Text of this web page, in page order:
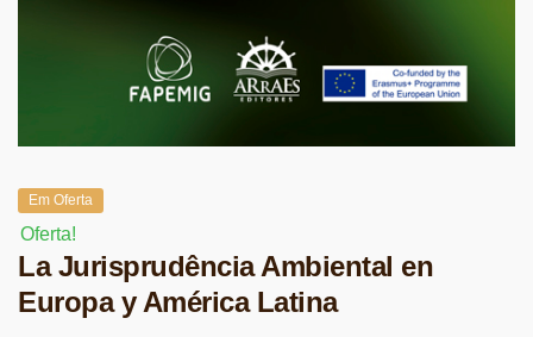
Em Oferta
Oferta!
La Jurisprudência Ambiental en
Europa y América Latina